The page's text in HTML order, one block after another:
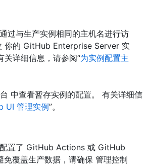
过与生产实例相同的主机名进行访
你的 GitHub Enterprise Server 实
关详细信息，请参阅“为实例配置主
中查看暂存实例的配置。 有关详细信
UI 管理实例”。
置了 GitHub Actions 或 GitHub
免覆盖生产数据，请确保 管理控制